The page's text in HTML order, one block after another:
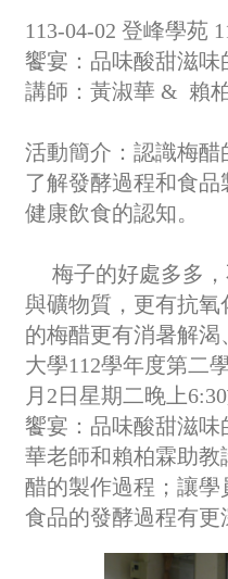
113-04-02 登峰學苑
饗宴：品味酸甜滋味
講師：黃淑華 & 賴
活動簡介： 認識梅醋
了解發酵過程和食
健康飲食的認知。
梅子的好處多多
與礦物質，更有抗
的梅醋更有消暑解
大學112學年度第二
月2日星期二晚上
饗宴：品味酸甜滋味
華老師和賴柏霖助教
醋的製作過程；讓學
食品的發酵過程有更